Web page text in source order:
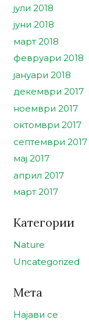
јули 2018
јуни 2018
март 2018
февруари 2018
јануари 2018
декември 2017
ноември 2017
октомври 2017
септември 2017
мај 2017
април 2017
март 2017
Категории
Nature
Uncategorized
Мета
Најави се